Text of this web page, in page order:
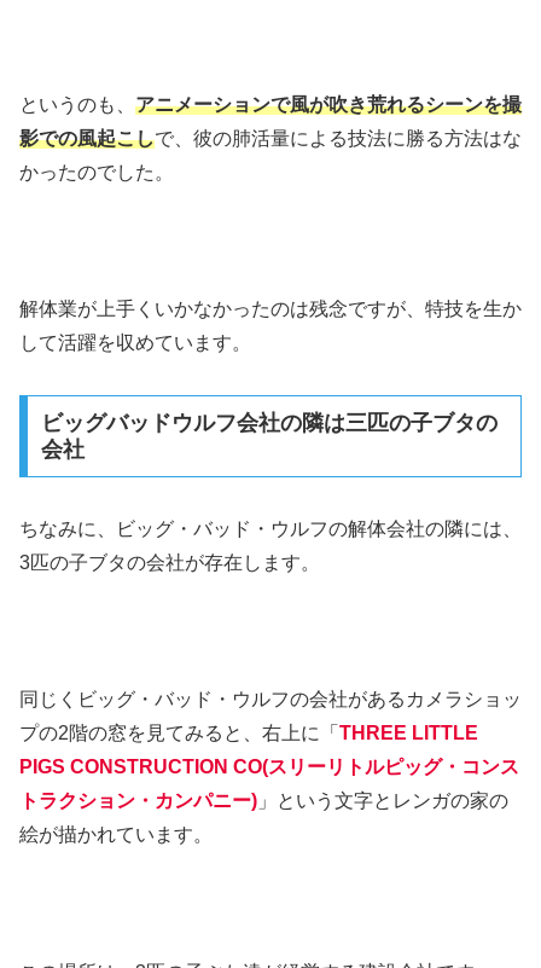
というのも、 アニメーションで風が吹き荒れるシーンを撮
影での風起こしで、彼の肺活量による技法に勝る方法はな
かったのでした。
解体業が上手くいかなかったのは残念ですが、特技を生か
して活躍を収めています。
ビッグバッドウルフ会社の隣は三匹の子ブタの
会社
ちなみに、ビッグ・バッド・ウルフの解体会社の隣には、
3匹の子ブタの会社が存在します。
同じくビッグ・バッド・ウルフの会社があるカメラショッ
プの2階の窓を見てみると、右上に「 THREE LITTLE
PIGS CONSTRUCTION CO(スリーリトルピッグ・コンス
トラクション・カンパニー) 」という文字とレンガの家の
絵が描かれています。